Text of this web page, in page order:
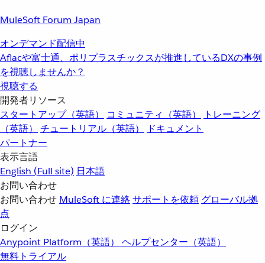
MuleSoft Forum Japan
オンデマンド配信中
Aflacや富士通、ポリプラスチックスが推進しているDXの事例
を視聴しませんか？
視聴する
開発者リソース
スタートアップ（英語）
コミュニティ（英語）
トレーニング
（英語）
チュートリアル（英語）
ドキュメント
パートナー
表示言語
English (Full site) 日本語
お問い合わせ
お問い合わせ MuleSoft に連絡サポートを依頼 グローバル拠
点
ログイン
Anypoint Platform（英語） ヘルプセンター（英語）
無料トライアル